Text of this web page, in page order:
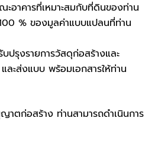
อาคารที่เหมาะสมกับที่ดินของท่าน
% ของมูลค่าแบบแปลนที่ท่าน
ปรุงรายการวัสดุก่อสร้างและ
ละส่งแบบ พร้อมเอกสารให้ท่าน
าตก่อสร้าง ท่านสามารถดำเนินการ